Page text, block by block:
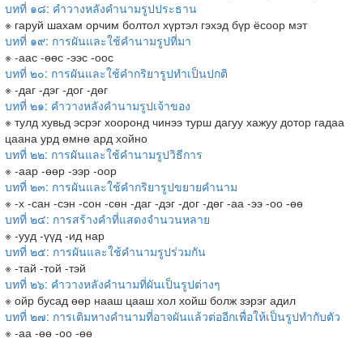
บทที่ ๑๘: คำวางหลังคำนามรูปประธาน
※ гаруй шахам орчим болтол хүртэл гэхэд бүр ёсоор мэт
บทที่ ๑๙: การผันและใช้คำนามรูปที่มา
※ -аас -өөс -ээс -оос
บทที่ ๒๐: การผันและใช้คำกริยารูปทำเป็นปกติ
※ -даг -дэг -дог -дөг
บทที่ ๒๑: คำวางหลังคำนามรูปเจ้าของ
※ тулд хувьд эсрэг хооронд чинээ турш дагуу хажуу дотор гадаа
цаана урд өмнө ард хойно
บทที่ ๒๒: การผันและใช้คำนามรูปวิธีการ
※ -аар -өөр -ээр -оор
บทที่ ๒๓: การผันและใช้คำกริยารูปขยายคำนาม
※ -х -сан -сэн -сон -сөн -даг -дэг -дог -дөг -аа -ээ -оо -өө
บทที่ ๒๔: การสร้างคำที่แสดงจำนวนหลาย
※ -ууд -үүд -ид нар
บทที่ ๒๕: การผันและใช้คำนามรูปร่วมกัน
※ -тай -той -тэй
บทที่ ๒๖: คำวางหลังคำนามที่ผันเป็นรูปต่างๆ
※ ойр бусад өөр нааш цааш хол хойш болж зэрэг адил
บทที่ ๒๗: การเติมหางคำนามที่อาจผันแล้วต่ออีกเพื่อให้เป็นรูปทำกับตัว
※ -аа -өө -оо -өө